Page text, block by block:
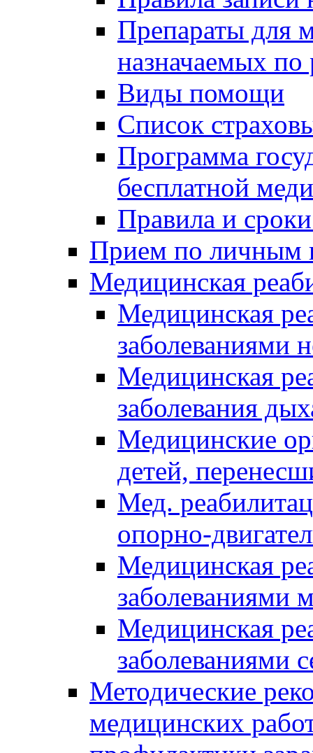
Препараты для
назначаемых
Виды помощи
Список
Программа
бесплатной
Правила и
Прием по личным
Медицинская
Медицинская
заболеваниями
Медицинская
заболевания
Медицинские
детей,
Мед.
опорно-
Медицинская
заболеваниями
Медицинская
заболеваниями
Методические
медицинских